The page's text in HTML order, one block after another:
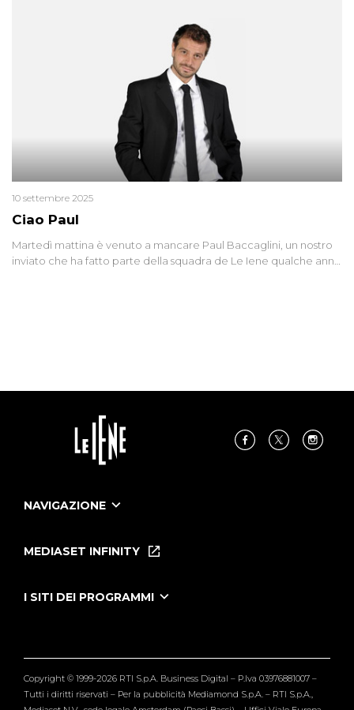
Ciao Paul
10 settembre 2025
Martedì mattina è venuto a mancare Paul Baccaglini, un nostro
inviato che ha fatto parte della squadra de Le Iene qualche anno
NAVIGAZIONE
Le Iene Presentano Inside
Tutti i servizi
MEDIASET INFINITY
I SITI DEI PROGRAMMI
Verissimo
Copyright © 1999-2026 RTI S.p.A. Business Digital – P.Iva 03976881007 –
Tutti i diritti riservati – Per la pubblicità Mediamond S.p.A. – RTI S.p.A.,